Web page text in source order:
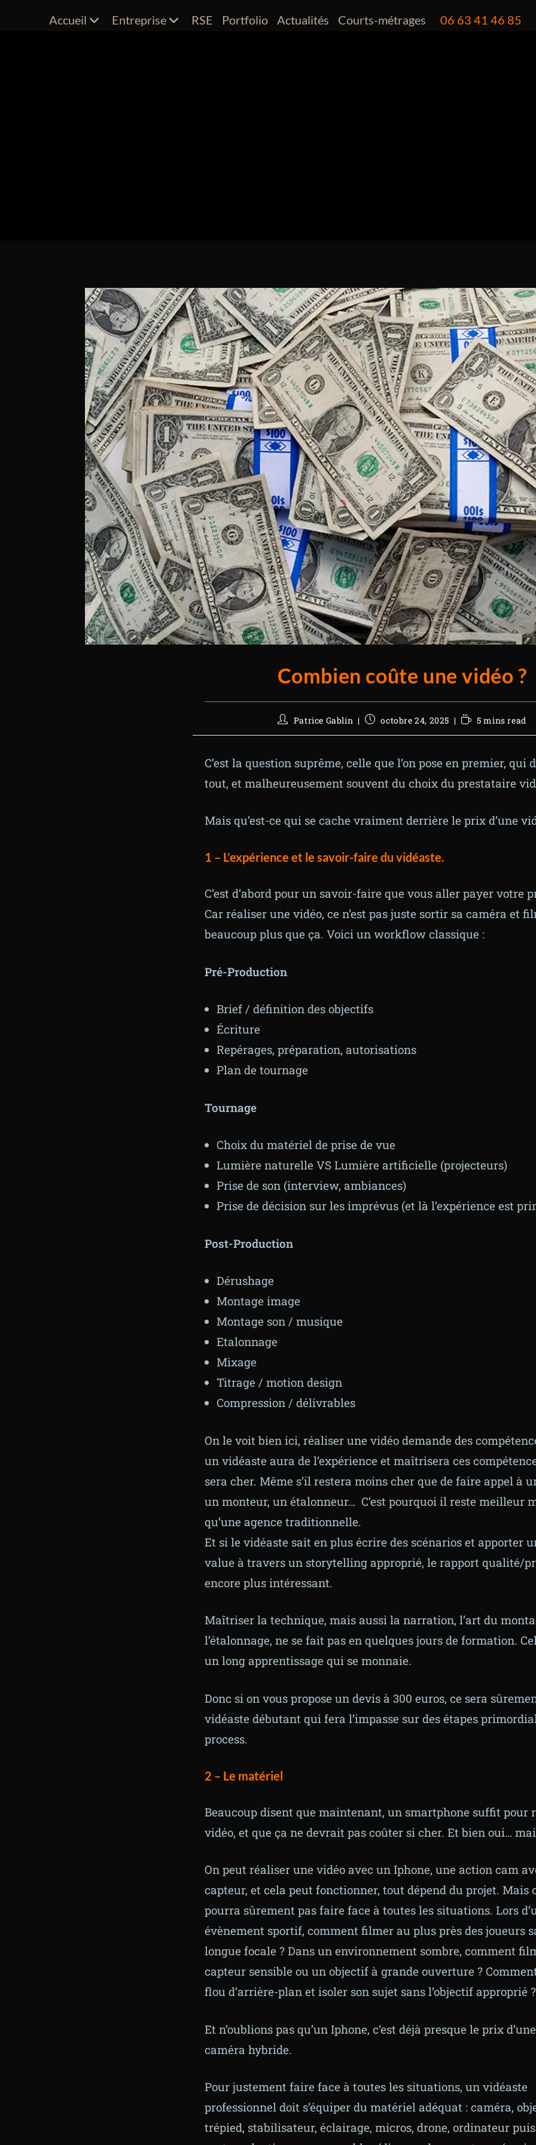
Accueil Entreprise RSE Portfolio Actualités Courts-métrages 06 63 41 46 85
Combien coûte une vidéo ?
Patrice Gablin octobre 24, 2025 5 mins read
C’est la question suprême, celle que l’on pose en premier, qui
tout, et malheureusement souvent du choix du prestataire
Mais qu’est-ce qui se cache vraiment derrière le prix d’une
1 – L’expérience et le savoir-faire du vidéaste.
C’est d’abord pour un savoir-faire que vous aller payer votre
Car réaliser une vidéo, ce n’est pas juste sortir sa caméra et
beaucoup plus que ça. Voici un workflow classique :
Pré-Production
Brief / définition des objectifs
Écriture
Repérages, préparation, autorisations
Plan de tournage
Tournage
Choix du matériel de prise de vue
Lumière naturelle VS Lumière artificielle (projecteurs)
Prise de son (interview, ambiances)
Prise de décision sur les imprévus (et là l’expérience est
Post-Production
Dérushage
Montage image
Montage son / musique
Etalonnage
Mixage
Titrage / motion design
Compression / délivrables
On le voit bien ici, réaliser une vidéo demande des
un vidéaste aura de l’expérience et maîtrisera ces
sera cher. Même s’il restera moins cher que de faire appel à
un monteur, un étalonneur… C’est pourquoi il reste meilleur
qu’une agence traditionnelle.
Et si le vidéaste sait en plus écrire des scénarios et apporter
value à travers un storytelling approprié, le rapport qualité/
encore plus intéressant.
Maîtriser la technique, mais aussi la narration, l’art du
l’étalonnage, ne se fait pas en quelques jours de formation.
un long apprentissage qui se monnaie.
Donc si on vous propose un devis à 300 euros, ce sera
vidéaste débutant qui fera l’impasse sur des étapes
process.
2 – Le matériel
Beaucoup disent que maintenant, un smartphone suffit pour
vidéo, et que ça ne devrait pas coûter si cher. Et bien oui…
On peut réaliser une vidéo avec un Iphone, une action cam
capteur, et cela peut fonctionner, tout dépend du projet. Mais
pourra sûrement pas faire face à toutes les situations. Lors
évènement sportif, comment filmer au plus près des joueurs
longue focale ? Dans un environnement sombre, comment
capteur sensible ou un objectif à grande ouverture ?
flou d’arrière-plan et isoler son sujet sans l’objectif approprié ?
Et n’oublions pas qu’un Iphone, c’est déjà presque le prix
caméra hybride.
Pour justement faire face à toutes les situations, un vidéaste
professionnel doit s’équiper du matériel adéquat : caméra,
trépied, stabilisateur, éclairage, micros, drone, ordinateur